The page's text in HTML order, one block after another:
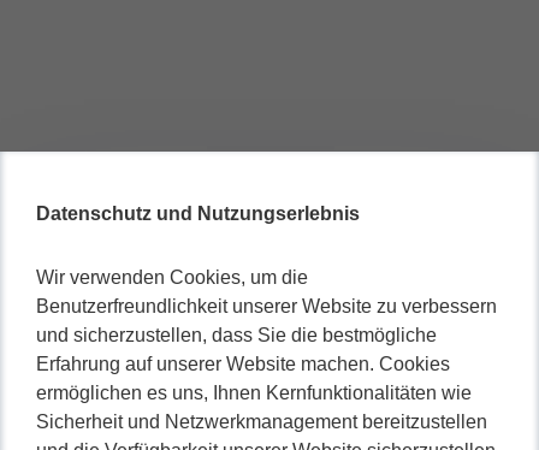
Datenschutz und Nutzungserlebnis
Wir verwenden Cookies, um die
Benutzerfreundlichkeit unserer Website zu verbessern
und sicherzustellen, dass Sie die bestmögliche
Erfahrung auf unserer Website machen. Cookies
ermöglichen es uns, Ihnen Kernfunktionalitäten wie
Sicherheit und Netzwerkmanagement bereitzustellen